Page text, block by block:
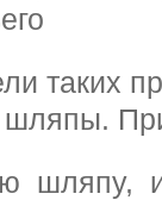
таких
шляпы.
шляпу,